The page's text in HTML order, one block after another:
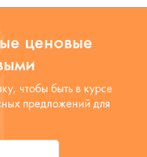
ценовые
чтобы быть в курсе
предложений для